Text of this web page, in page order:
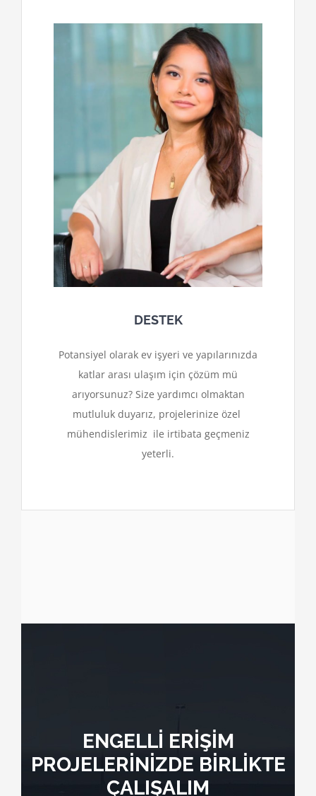
DESTEK
Potansiyel olarak ev işyeri ve yapılarınızda
katlar arası ulaşım için çözüm mü
arıyorsunuz? Size yardımcı olmaktan
mutluluk duyarız, projelerinize özel
mühendislerimiz ile irtibata geçmeniz
yeterli.
ENGELLİ ERİŞİM
PROJELERİNİZDE BİRLİKTE
ÇALIŞALIM